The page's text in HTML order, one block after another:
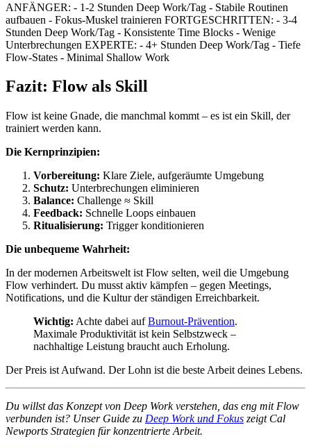
ANFÄNGER: - 1-2 Stunden Deep Work/Tag - Stabile Routinen
aufbauen - Fokus-Muskel trainieren FORTGESCHRITTEN: - 3-4
Stunden Deep Work/Tag - Konsistente Time Blocks - Wenige
Unterbrechungen EXPERTE: - 4+ Stunden Deep Work/Tag - Tiefe
Flow-States - Minimal Shallow Work
Fazit: Flow als Skill
Flow ist keine Gnade, die manchmal kommt – es ist ein Skill, der
trainiert werden kann.
Die Kernprinzipien:
Vorbereitung: Klare Ziele, aufgeräumte Umgebung
Schutz: Unterbrechungen eliminieren
Balance: Challenge ≈ Skill
Feedback: Schnelle Loops einbauen
Ritualisierung: Trigger konditionieren
Die unbequeme Wahrheit:
In der modernen Arbeitswelt ist Flow selten, weil die Umgebung
Flow verhindert. Du musst aktiv kämpfen – gegen Meetings,
Notifications, und die Kultur der ständigen Erreichbarkeit.
Wichtig: Achte dabei aufBurnout-Prävention.
Maximale Produktivität ist kein Selbstzweck –
nachhaltige Leistung braucht auch Erholung.
Der Preis ist Aufwand. Der Lohn ist die beste Arbeit deines Lebens.
Du willst das Konzept von Deep Work verstehen, das eng mit Flow
verbunden ist? Unser Guide zu Deep Work und Fokus zeigt Cal
Newports Strategien für konzentrierte Arbeit.